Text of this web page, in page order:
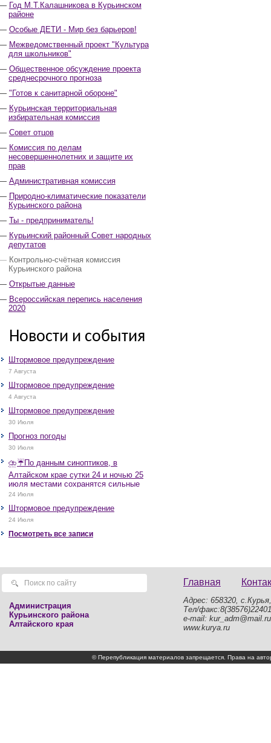
Год М.Т.Калашникова в Курьинском
районе
Особые ДЕТИ - Мир без барьеров!
Межведомственный проект "Культура
для школьников"
Общественное обсуждение проекта
среднесрочного прогноза
"Готов к санитарной обороне"
Курьинская территориальная
избирательная комиссия
Совет отцов
Комиссия по делам
несовершеннолетних и защите их
прав
Административная комиссия
Природно-климатические показатели
Курьинского района
Ты - предприниматель!
Курьинский районный Совет народных
депутатов
Контрольно-счётная комиссия
Курьинского района
Открытые данные
Всероссийская перепись населения
2020
Новости и события
Штормовое предупреждение
7 Августа
Штормовое предупреждение
4 Августа
Штормовое предупреждение
30 Июля
Прогноз погоды
30 Июля
⛈️☔️По данным синоптиков, в
Алтайском крае сутки 24 и ночью 25
июля местами сохранятся сильные
дожди, грозы, при грозах очень
крупный град, шквалистое усиление
ветра до 17-22 м/с, местами порывы
25 м/с и более.
24 Июля
Штормовое предупреждение
24 Июля
Посмотреть все записи
Администрация
Курьинского района
Алтайского края
Главная
Адрес: 658320,
Тел/факс:8(38576)22401
e-mail: kur_adm@mail.ru
www.kurya.ru
© Перепубликация материалов запрещается. Права